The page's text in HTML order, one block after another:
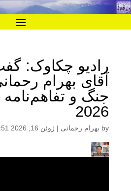
رادیو چکاوک:
آقای بهرام
2026
by بهرام رحمانی | ژوئن 16, 2026 10:51 ب.ظ